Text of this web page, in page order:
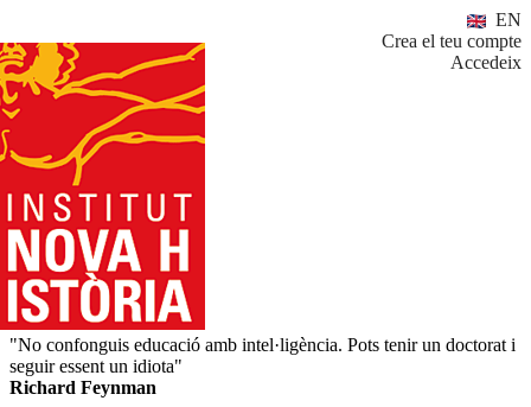
EN
Crea el teu compte
Accedeix
"No confonguis educació amb intel·ligència. Pots tenir un doctorat i
seguir essent un idiota"
Richard Feynman